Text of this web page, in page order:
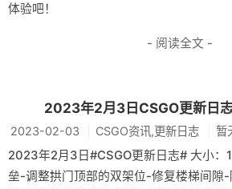
体验吧！
- 阅读全文 -
2023年2月3日CSGO更新日志
2023-02-03 CSGO资讯,更新日志 暂
2023年2月3日#CSGO更新日志# 大小：
垒-调整拱门顶部的双架位-修复楼梯间隙